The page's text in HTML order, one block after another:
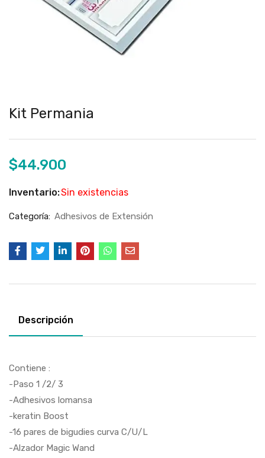
Kit Permania
$44.900
Inventario:Sin existencias
Categoría: Adhesivos de Extensión
Descripción
Contiene :
-Paso 1 /2/ 3
-Adhesivos lomansa
-keratin Boost
-16 pares de bigudies curva C/U/L
-Alzador Magic Wand